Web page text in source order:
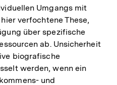
Umgangs mit
verfochtene These,
über spezifische
ab. Unsicherheit
biografische
werden, wenn ein
und